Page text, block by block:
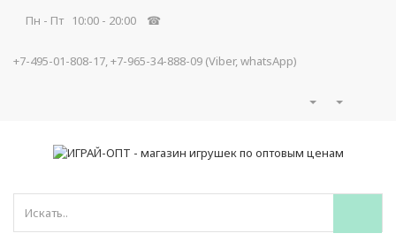
Пн - Пт 10:00 - 20:00 ☎
+7-495-01-808-17, +7-965-34-888-09 (Viber, whatsApp)